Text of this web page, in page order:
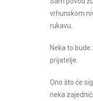
vrhunskom
rukavu.
Neka to
prijatelje.
Ono što će
neka